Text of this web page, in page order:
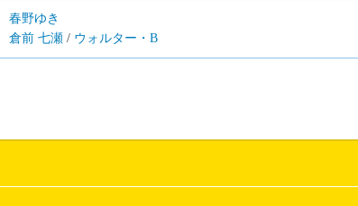
春野ゆき
倉前 七瀬 / ウォルター・B